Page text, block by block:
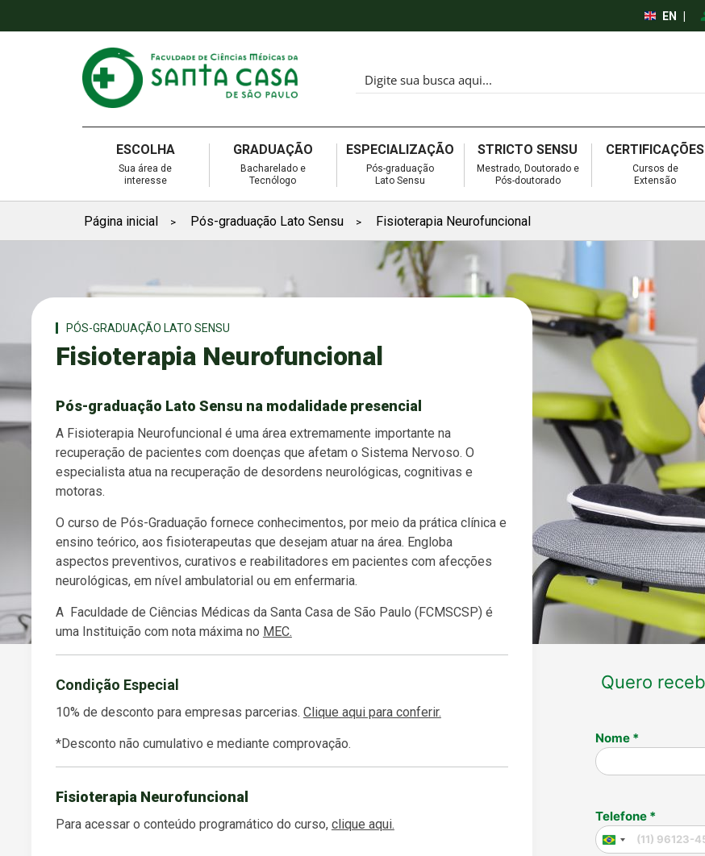
EN
ESCOLHA
Sua área de
interesse
GRADUAÇÃO
Bacharelado e
Tecnólogo
ESPECIALIZAÇÃO
Pós-graduação
Lato Sensu
STRICTO SENSU
Mestrado, Doutorado e
Pós-doutorado
CERTIFICAÇÕES
Cursos de
Extensão
Página inicial > Pós-graduação Lato Sensu > Fisioterapia Neurofuncional
PÓS-GRADUAÇÃO LATO SENSU
Fisioterapia Neurofuncional
Pós-graduação Lato Sensu na modalidade presencial
A Fisioterapia Neurofuncional é uma área extremamente importante na
recuperação de pacientes com doenças que afetam o Sistema Nervoso. O
especialista atua na recuperação de desordens neurológicas, cognitivas e
motoras.
O curso de Pós-Graduação fornece conhecimentos, por meio da prática clínica e
ensino teórico, aos fisioterapeutas que desejam atuar na área. Engloba
aspectos preventivos, curativos e reabilitadores em pacientes com afecções
neurológicas, em nível ambulatorial ou em enfermaria.
A Faculdade de Ciências Médicas da Santa Casa de São Paulo (FCMSCSP) é
uma Instituição com nota máxima no MEC.
Condição Especial
10% de desconto para empresas parcerias. Clique aqui para conferir.
*Desconto não cumulativo e mediante comprovação.
Fisioterapia Neurofuncional
Para acessar o conteúdo programático do curso, clique aqui.